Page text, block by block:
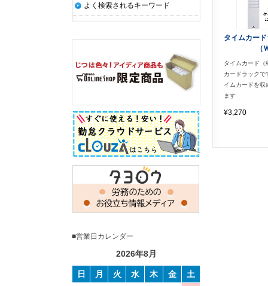
タイムカー
（
タイムカード（
カードラック
イムカードを収
ます
¥3,270
よく検索されるキーワード
■営業日カレンダー
2026年8月
日 月 火 水 木 金
土